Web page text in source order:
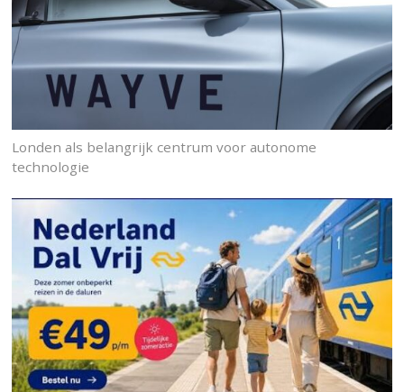
Londen als belangrijk centrum voor autonome
technologie